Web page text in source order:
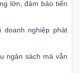
lớn, đảm bảo tiến
nghiệp phát
ngân sách mà vẫn